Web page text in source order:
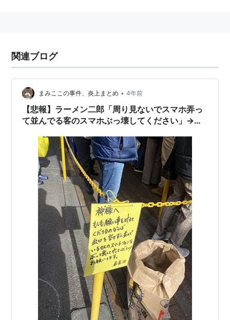
巨大掲示板「2ちゃんねる」に同名の掲示板「痛いニュ
ース+」がある。
数ある2ちゃんねるスレッド紹介ブログの中でもPV数上
位であり、はてなブックマークでもホッテントリに上が
アフィリエイトを運営資金源にしており、アニメ
DVD/Blu-Ray、フィギュア、ゲームなどのアフィリエイ
トリンクが多い。
関連キーワード
気になるニュース
関連ブログ
まみここの事件、炎上まとめ • 4年前
【悲報】ラーメン二郎「周り見ないでスマホ弄っ
て並んでる客のスマホぶっ壊してください」→大